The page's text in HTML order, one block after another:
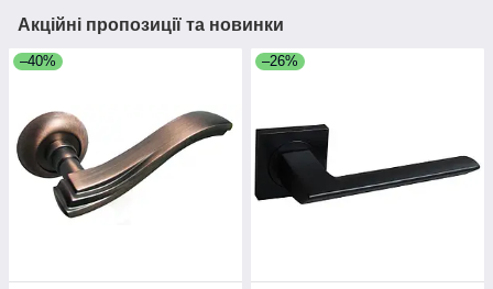
Акційні пропозиції та новинки
–40% –26%